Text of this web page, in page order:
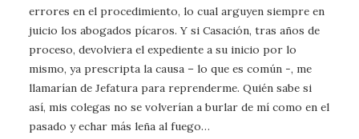
errores en el procedimiento, lo cual arguyen siempre en
juicio los abogados pícaros. Y si Casación, tras años de
proceso, devolviera el expediente a su inicio por lo
mismo, ya prescripta la causa – lo que es común -, me
llamarían de Jefatura para reprenderme. Quién sabe si
así, mis colegas no se volverían a burlar de mí como en el
pasado y echar más leña al fuego…